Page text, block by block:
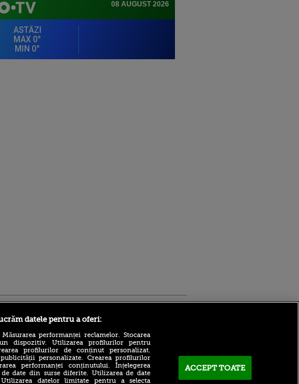
datele pentru a oferi:
performanței reclamelor. Stocarea
dispozitiv. Utilizarea profilurilor pentru
profilurilor de conținut personalizat.
personalizate. Crearea profilurilor
performanței conținutului. Înțelegerea
date din surse diferite. Utilizarea de date
datelor limitate pentru a selecta
ACCEPT TOATE